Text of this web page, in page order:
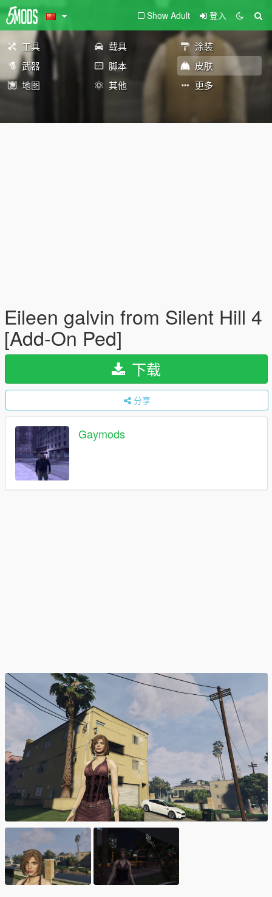
Show Adult 登入
工具 载具
涂装
武器
脚本
皮肤
地图
其他 更多
Eileen galvin from Silent Hill 4
[Add-On Ped]
下载
分享
Gaymods